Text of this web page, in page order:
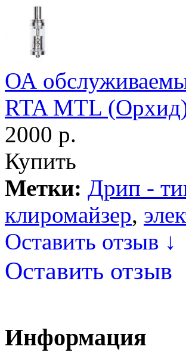
ОА
RTA MTL
2000 р.
Купить
Метки: Дрип -
клиромайзер,
Оставить отзыв ↓
Оставить отзыв
Информация